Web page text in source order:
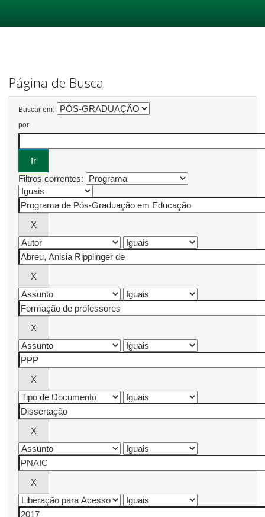
Página de Busca
Buscar em:
por
Filtros correntes: